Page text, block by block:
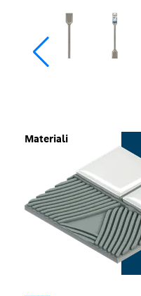
Materiali